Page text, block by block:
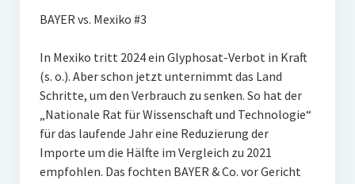
BAYER vs. Mexiko #3
In Mexiko tritt 2024 ein Glyphosat-Verbot in Kraft
(s. o.). Aber schon jetzt unternimmt das Land
Schritte, um den Verbrauch zu senken. So hat der
„Nationale Rat für Wissenschaft und Technologie“
für das laufende Jahr eine Reduzierung der
Importe um die Hälfte im Vergleich zu 2021
empfohlen. Das fochten BAYER & Co. vor Gericht